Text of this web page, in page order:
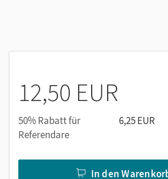
12,50 EUR
50% Rabatt für
Referendare
6,25 EUR
In den